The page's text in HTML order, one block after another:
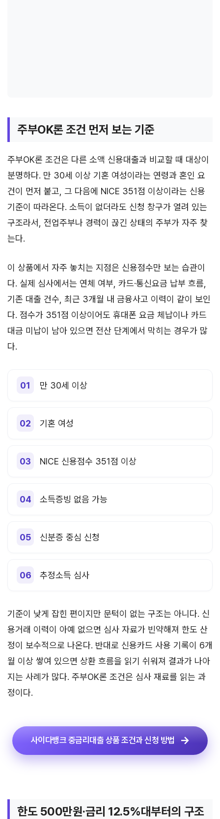
주부OK론 조건 먼저 보는 기준
주부OK론 조건은 다른 소액 신용대출과 비교할 때 대상이
분명하다. 만 30세 이상 기혼 여성이라는 연령과 혼인 요
건이 먼저 붙고, 그 다음에 NICE 351점 이상이라는 신용
기준이 따라온다. 소득이 없더라도 신청 창구가 열려 있는
구조라서, 전업주부나 경력이 끊긴 상태의 주부가 자주 찾
는다.
이 상품에서 자주 놓치는 지점은 신용점수만 보는 습관이
다. 실제 심사에서는 연체 여부, 카드·통신요금 납부 흐름,
기존 대출 건수, 최근 3개월 내 금융사고 이력이 같이 보인
다. 점수가 351점 이상이어도 휴대폰 요금 체납이나 카드
대금 미납이 남아 있으면 전산 단계에서 막히는 경우가 많
다.
만 30세 이상
기혼 여성
NICE 신용점수 351점 이상
소득증빙 없음 가능
신분증 중심 신청
추정소득 심사
기준이 낮게 잡힌 편이지만 문턱이 없는 구조는 아니다. 신
용거래 이력이 아예 없으면 심사 자료가 빈약해져 한도 산
정이 보수적으로 나온다. 반대로 신용카드 사용 기록이 6개
월 이상 쌓여 있으면 상환 흐름을 읽기 쉬워져 결과가 나아
지는 사례가 많다. 주부OK론 조건은 심사 재료를 읽는 과
정이다.
사이다뱅크 중금리대출 상품 조건과 신청 방법
한도 500만원·금리 12.5%대부터의 구조